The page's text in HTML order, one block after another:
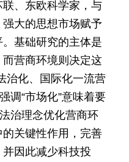
、东欧科学家，与
大的思想市场赋予
基础研究的主体是
营商环境则决定这
治化、国际化一流营
调“市场化”意味着要
治理念优化营商环
关键性作用，完善
因此减少科技投